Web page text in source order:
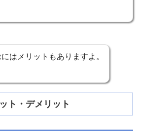
はメリットもありますよ。
ト・デメリット